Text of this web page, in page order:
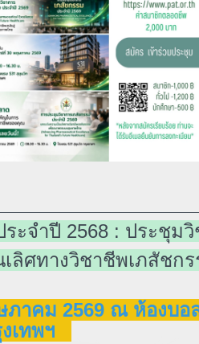
ะจำปี 2568 : ประชุมวิ
ลิศทางวิชาชีพเภสัชก
ภาคม 2569 ณ ห้องบ
เทพฯ